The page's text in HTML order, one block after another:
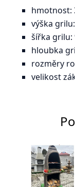
hmotnost:
výška
šířka grilu:
hloubka
rozměry
velikost